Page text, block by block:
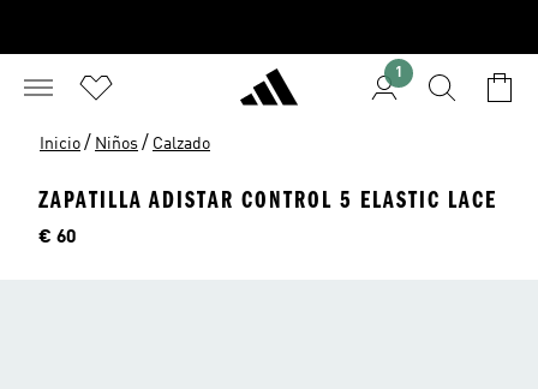
1
Inicio / Niños / Calzado
ZAPATILLA ADISTAR CONTROL 5 ELASTIC LACE
Precio
€ 60